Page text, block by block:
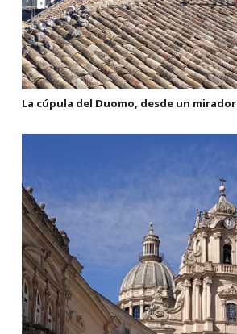
La cúpula del Duomo, desde un mirador